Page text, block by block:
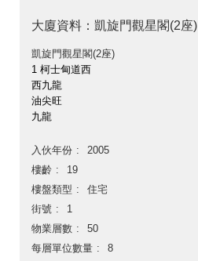
大廈資料：凱旋門觀星閣(2座)
凱旋門觀星閣(2座)
1 柯士甸道西
西九龍
油尖旺
九龍
入伙年份
2005
樓齡
19
樓盤類型
住宅
街號
1
物業層數
50
每層單位數量
8